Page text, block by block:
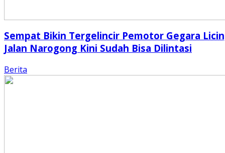
Sempat Bikin Tergelincir Pemotor Gegara
Jalan Narogong Kini Sudah Bisa Dilintasi
Berita